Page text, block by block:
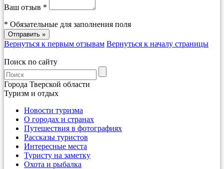
Ваш отзыв *
* Обязательные для заполнения поля
Вернуться к первым отзывам Вернуться к началу страницы
Поиск по сайту
Города Тверской области
Туризм и отдых
Новости туризма
О городах и странах
Путешествия в фотографиях
Рассказы туристов
Интересные места
Туристу на заметку
Охота и рыбалка